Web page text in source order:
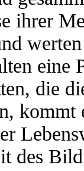
ihrer
eine
die
kommt
des